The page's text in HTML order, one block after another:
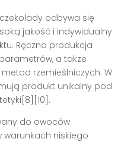
odbywa się
jakość i indywidualny
Ręczna produkcja
a także
rzemieślniczych. W
produkt unikalny pod
do owoców
warunkach niskiego